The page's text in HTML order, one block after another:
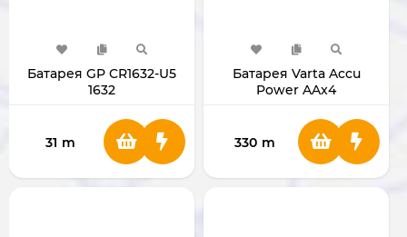
Батарея GP CR1632-U5
1632
31 m
Батарея Varta Accu
Power AAx4
330 m